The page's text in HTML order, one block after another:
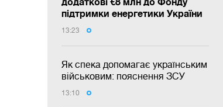
підтримки енергетики України
13:23
Як спека допомагає українським
військовим: пояснення ЗСУ
13:10